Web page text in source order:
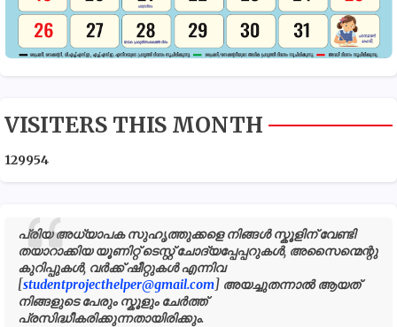
VISITERS THIS MONTH
129954
പ്രിയ അധ്യാപക സുഹൃത്തുക്കളെ നിങ്ങൾ സ്കൂളിന് വേണ്ടി
തയാറാക്കിയ യൂണിറ്റ് ടെസ്റ്റ് ചോദ്യപ്പേപ്പറുകൾ, അസൈന്മെന്റു
കുറിപ്പുകൾ, വർക്ക് ഷീറ്റുകൾ എന്നിവ
[studentprojecthelper@gmail.com] അയച്ചുതന്നാൽ ആയത്
നിങ്ങളുടെ പേരും സ്കൂളും ചേർത്ത്
പ്രസിദ്ധീകരിക്കുന്നതായിരിക്കും.